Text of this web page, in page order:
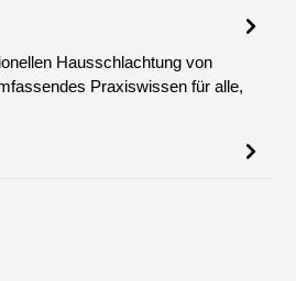
Hausschlachtung von
Praxiswissen für alle,